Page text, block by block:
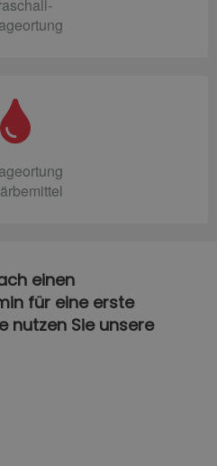
einen
für eine erste
nutzen Sie unsere